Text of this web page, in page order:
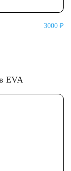
3000 ₽
EVA